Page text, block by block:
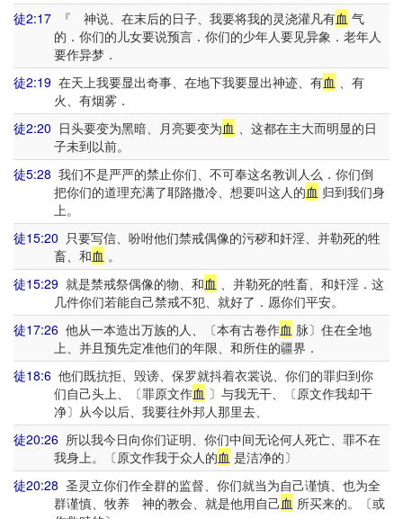
徒2:17 『 神说、在末后的日子、我要将我的灵浇灌凡有血 气
的．你们的儿女要说预言．你们的少年人要见异象．老年人
要作异梦．
徒2:19 在天上我要显出奇事、在地下我要显出神迹、有血 、有
火、有烟雾．
徒2:20 日头要变为黑暗、月亮要变为血 、这都在主大而明显的日
子未到以前。
徒5:28 我们不是严严的禁止你们、不可奉这名教训人么．你们倒
把你们的道理充满了耶路撒冷、想要叫这人的血 归到我们身
上。
徒15:20 只要写信、吩咐他们禁戒偶像的污秽和奸淫、并勒死的牲
畜、和血 。
徒15:29 就是禁戒祭偶像的物、和血 、并勒死的牲畜、和奸淫．这
几件你们若能自己禁戒不犯、就好了．愿你们平安。
徒17:26 他从一本造出万族的人、〔本有古卷作血 脉〕住在全地
上、并且预先定准他们的年限、和所住的疆界．
徒18:6 他们既抗拒、毁谤、保罗就抖着衣裳说、你们的罪归到你
们自己头上、〔罪原文作血 〕与我无干、〔原文作我却干
净〕从今以后、我要往外邦人那里去、
徒20:26 所以我今日向你们证明、你们中间无论何人死亡、罪不在
我身上。〔原文作我于众人的血 是洁净的〕
徒20:28 圣灵立你们作全群的监督、你们就当为自己谨慎、也为全
群谨慎、牧养 神的教会、就是他用自己血 所买来的。〔或